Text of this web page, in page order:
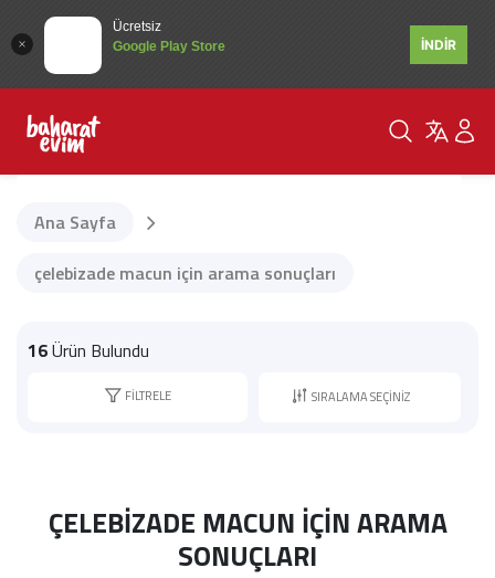
Ücretsiz
Google Play Store
İNDİR
Ana Sayfa
çelebizade macun için arama sonuçları
16Ürün Bulundu
FILTRELE
ÇELEBIZADE MACUN IÇIN ARAMA
SONUÇLARI